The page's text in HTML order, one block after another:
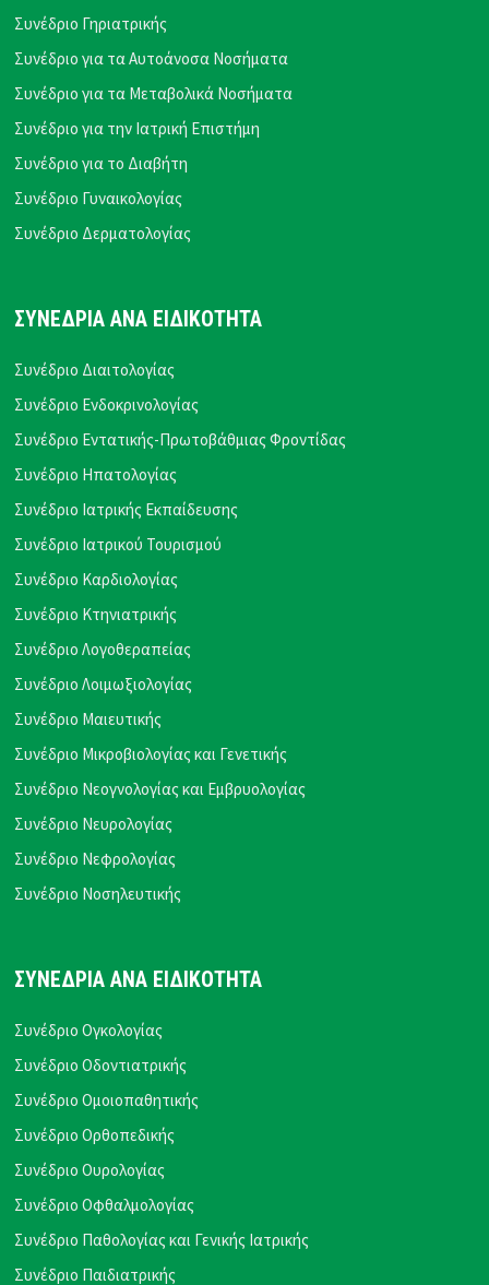
Συνέδριο Γηριατρικής
Συνέδριο για τα Αυτοάνοσα Νοσήματα
Συνέδριο για τα Μεταβολικά Νοσήματα
Συνέδριο για την Ιατρική Επιστήμη
Συνέδριο για το Διαβήτη
Συνέδριο Γυναικολογίας
Συνέδριο Δερματολογίας
ΣΥΝΕΔΡΙΑ ΑΝΑ ΕΙΔΙΚΟΤΗΤΑ
Συνέδριο Διαιτολογίας
Συνέδριο Ενδοκρινολογίας
Συνέδριο Εντατικής-Πρωτοβάθμιας Φροντίδας
Συνέδριο Ηπατολογίας
Συνέδριο Ιατρικής Εκπαίδευσης
Συνέδριο Ιατρικού Τουρισμού
Συνέδριο Καρδιολογίας
Συνέδριο Κτηνιατρικής
Συνέδριο Λογοθεραπείας
Συνέδριο Λοιμωξιολογίας
Συνέδριο Μαιευτικής
Συνέδριο Μικροβιολογίας και Γενετικής
Συνέδριο Νεογνολογίας και Εμβρυολογίας
Συνέδριο Νευρολογίας
Συνέδριο Νεφρολογίας
Συνέδριο Νοσηλευτικής
ΣΥΝΕΔΡΙΑ ΑΝΑ ΕΙΔΙΚΟΤΗΤΑ
Συνέδριο Ογκολογίας
Συνέδριο Οδοντιατρικής
Συνέδριο Ομοιοπαθητικής
Συνέδριο Ορθοπεδικής
Συνέδριο Ουρολογίας
Συνέδριο Οφθαλμολογίας
Συνέδριο Παθολογίας και Γενικής Ιατρικής
Συνέδριο Παιδιατρικής